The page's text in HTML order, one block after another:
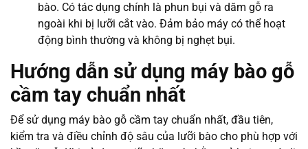
bào. Có tác dụng chính là phun bụi và dăm gỗ ra
ngoài khi bị lưỡi cắt vào. Đảm bảo máy có thể hoạt
động bình thường và không bị nghẹt bụi.
Hướng dẫn sử dụng máy bào gỗ
cầm tay chuẩn nhất
Để sử dụng máy bào gỗ cầm tay chuẩn nhất, đầu tiên,
kiểm tra và điều chỉnh độ sâu của lưỡi bào cho phù hợp với